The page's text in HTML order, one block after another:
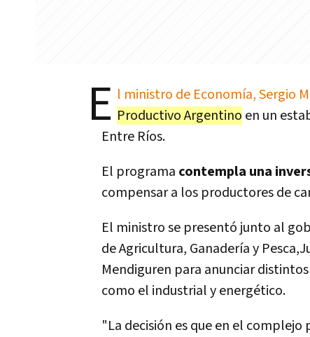
E l ministro de Economía, Sergio
Productivo Argentino en un
Entre Ríos.
El programa contempla una
compensar a los productores de
El ministro se presentó junto al
de Agricultura, Ganadería y
Mendiguren para anunciar
como el industrial y energético.
"La decisión es que en el